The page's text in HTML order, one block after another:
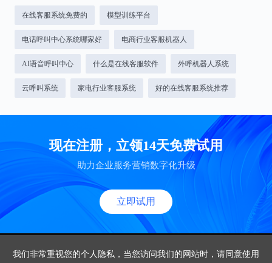
在线客服系统免费的 模型训练平台
电话呼叫中心系统哪家好 电商行业客服机器人
AI语音呼叫中心 什么是在线客服软件 外呼机器人系统
云呼叫系统 家电行业客服系统 好的在线客服系统推荐
现在注册，立领14天免费试用
助力企业服务营销数字化升级
立即试用
产品
我们非常重视您的个人隐私，当您访问我们的网站时，请同意使用